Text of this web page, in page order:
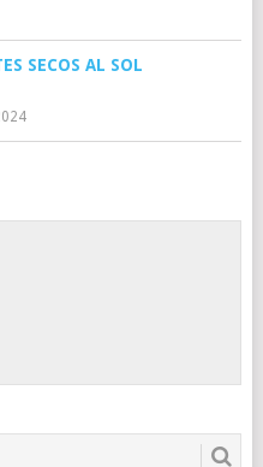
SECOS AL SOL